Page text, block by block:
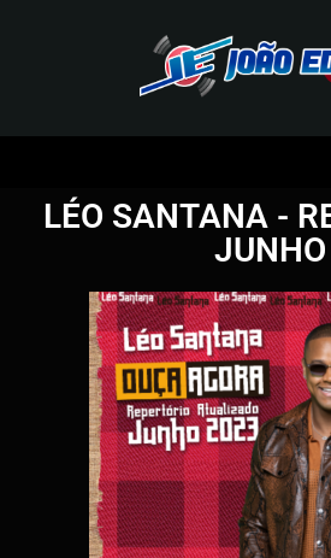
O
E
D
S
O
N
C
D
S
LÉO SANTANA -
JUNHO